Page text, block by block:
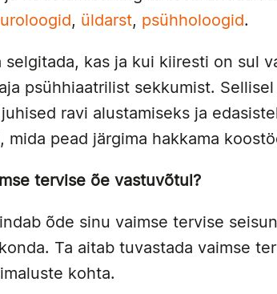
, üldarst, psühholoogid .
selgitada, kas ja kui kiiresti on sul
psühhiaatrilist sekkumist.
ravi alustamiseks ja
mida pead järgima hakkama
tervise õe vastuvõtul?
õde sinu vaimse tervise
Ta aitab tuvastada vaimse
kohta.